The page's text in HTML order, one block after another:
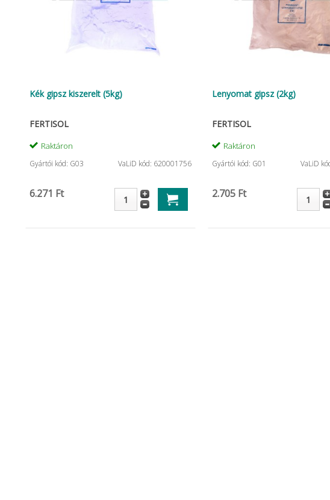
Kék gipsz kiszerelt (5kg)
FERTISOL
Raktáron
Gyártói kód: G03 VaLiD kód: 620001756
6.271 Ft
Lenyomat gipsz (2kg)
FERTISOL
Raktáron
Gyártói kód: G01 VaLiD
2.705 Ft